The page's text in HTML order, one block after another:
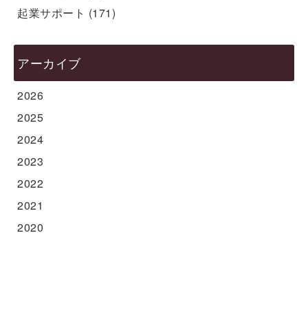
起業サポート (171)
アーカイブ
2026
2025
2024
2023
2022
2021
2020